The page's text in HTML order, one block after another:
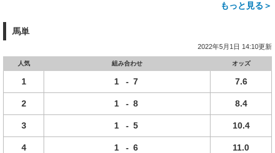
もっと見る＞
馬単
2022年5月1日 14:10更新
人気 組み合わせ オッズ
1 1 - 7 7.6
2 1 - 8 8.4
3 1 - 5 10.4
4 1 - 6 11.0